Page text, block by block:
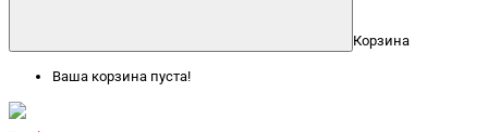
Корзина
Ваша корзина пуста!